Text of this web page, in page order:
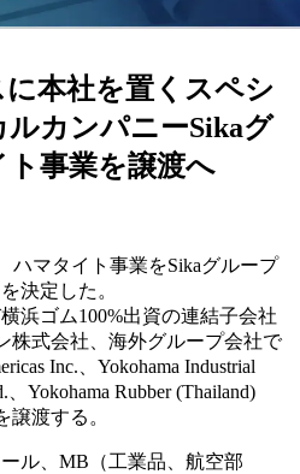
本社を置くスペシ
カンパニーSikaグ
事業を譲渡へ
ハマタイト事業をSikaグループ
決定した。
浜ゴム100%出資の連結子会社
株式会社、海外グループ会社で
Inc.、Yokohama Industrial
Yokohama Rubber (Thailand)
譲渡する。
ル、MB（工業品、航空部